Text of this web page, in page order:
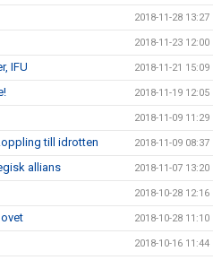
2018-11-28 13:27
2018-11-23 12:00
IFU 2018-11-21 15:09
2018-11-19 12:05
2018-11-09 11:29
till idrotten 2018-11-09 08:37
allians 2018-11-07 13:20
2018-10-28 12:16
2018-10-28 11:10
2018-10-16 11:44